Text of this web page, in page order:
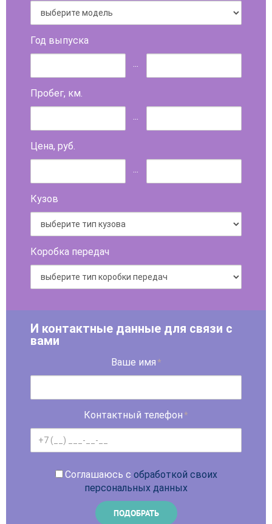
Год выпуска
...
Пробег, км.
...
Цена, руб.
...
Кузов
Коробка передач
И контактные данные для связи с
вами
Ваше имя *
Контактный телефон *
Соглашаюсь с обработкой своих
персональных данных